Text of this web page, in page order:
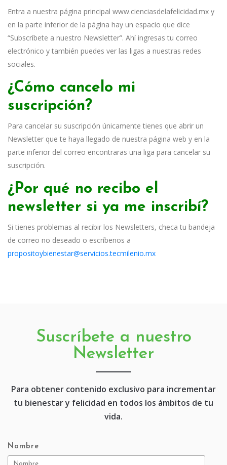
Entra a nuestra página principal www.cienciasdelafelicidad.mx y
en la parte inferior de la página hay un espacio que dice
“Subscríbete a nuestro Newsletter”. Ahí ingresas tu correo
electrónico y también puedes ver las ligas a nuestras redes
sociales.
¿Cómo cancelo mi
suscripción?
Para cancelar su suscripción únicamente tienes que abrir un
Newsletter que te haya llegado de nuestra página web y en la
parte inferior del correo encontraras una liga para cancelar su
suscripción.
¿Por qué no recibo el
newsletter si ya me inscribí?
Si tienes problemas al recibir los Newsletters, checa tu bandeja
de correo no deseado o escríbenos a
propositoybienestar@servicios.tecmilenio.mx
Suscríbete a nuestro
Newsletter
Para obtener contenido exclusivo para incrementar
tu bienestar y felicidad en todos los ámbitos de tu
vida.
Nombre